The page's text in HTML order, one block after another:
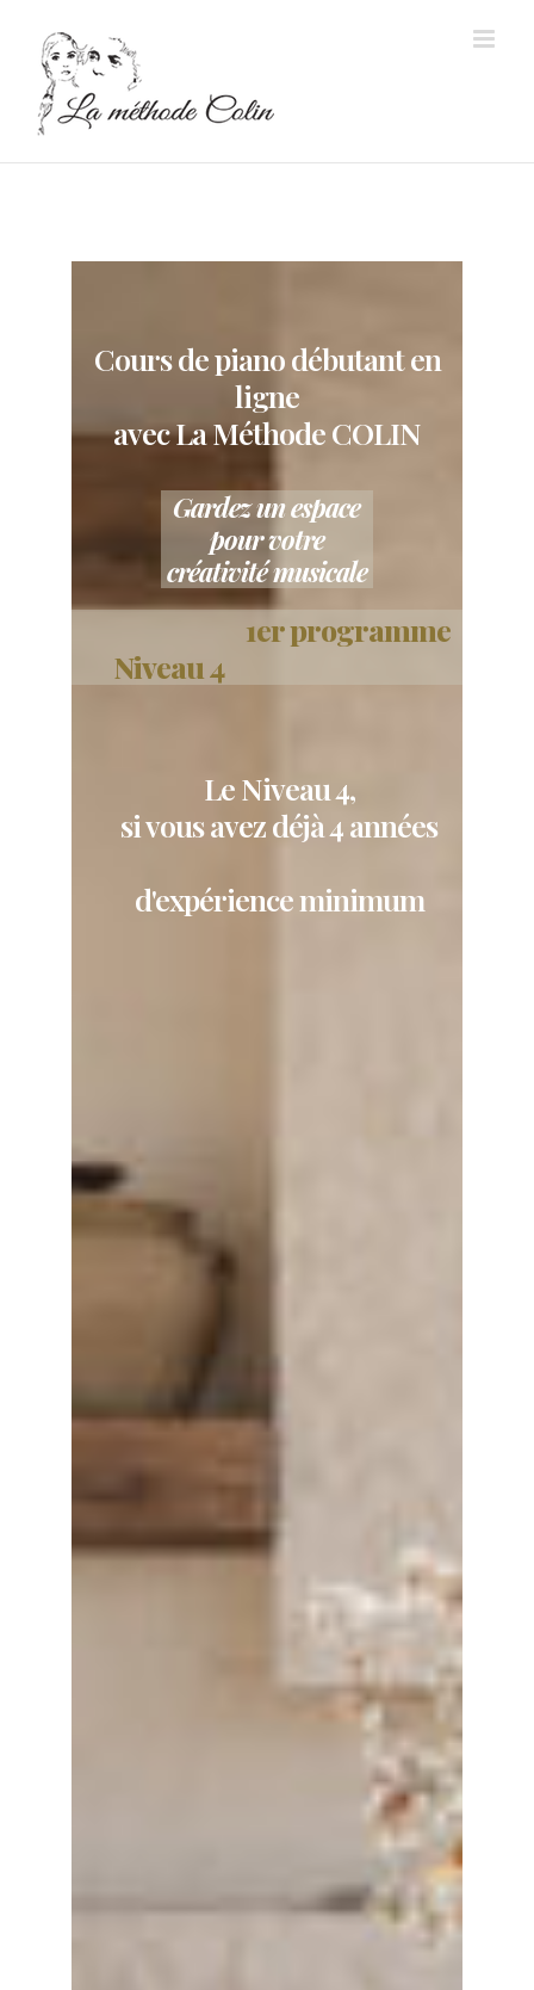
contenu
Cours de piano débutant en
ligne
avec La Méthode COLIN
Gardez un espace
pour votre
créativité musicale
1er programme
Niveau 4
Le Niveau 4,
si vous avez déjà 4 années
d'expérience minimum